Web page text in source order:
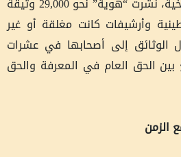
وأرشيفات كانت مغلقة أو غير
الوثائق إلى أصحابها في عشرات
بين الحق العام في المعرفة والحق
الزمن